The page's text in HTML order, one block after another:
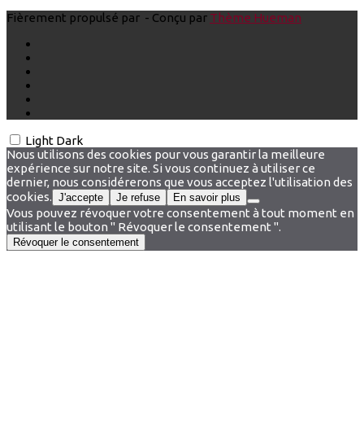
Fièrement propulsé par - Conçu par Thème Hueman
Light Dark
Nous utilisons des cookies pour vous garantir la meilleure
expérience sur notre site. Si vous continuez à utiliser ce
dernier, nous considérerons que vous acceptez l'utilisation des
cookies. J'accepte Je refuse En savoir plus
Vous pouvez révoquer votre consentement à tout moment en
utilisant le bouton " Révoquer le consentement ".
Révoquer le consentement